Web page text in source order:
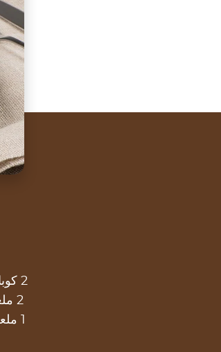
2 كوبان (500 مل) طحين لجميع الأغراض
2 ملعقتان صغيرتان (10 مل) بيكنج باودر